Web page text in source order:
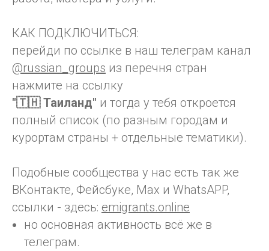
КАК ПОДКЛЮЧИТЬСЯ:
перейди по ссылке в наш телеграм канал
@russian_groups из перечня стран
нажмите на ссылку
"🇹🇭 Таиланд" и тогда у тебя откроется
полный список (по разным городам и
курортам страны + отдельные тематики).
Подобные сообщества у нас есть так же
ВКонтакте, Фейсбуке, Max и WhatsAPP,
ссылки - здесь: emigrants.online
но основная активность всё же в
телеграм.